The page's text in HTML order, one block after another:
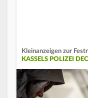
Kleinanzeigen zur
KASSELS POLIZEI